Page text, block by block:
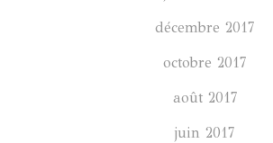
décembre 2017
octobre 2017
août 2017
juin 2017